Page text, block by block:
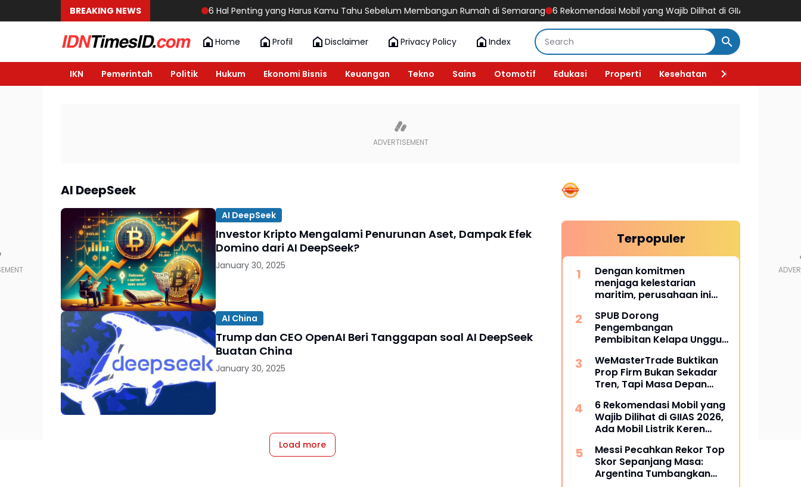
BREAKING NEWS 6 Hal Penting yang Harus Kamu Tahu Sebelum Membangun Rumah di Semarang 6 Rekomendasi Mobil yang Wajib Dilihat di GIIAS 2026, Ada Mobil
Home Profil Disclaimer Privacy Policy Index
IKN Pemerintah Politik Hukum Ekonomi Bisnis Keuangan Tekno Sains Otomotif Edukasi Properti Kesehatan Kecantikan
AI DeepSeek
AI DeepSeek
Investor Kripto Mengalami Penurunan Aset, Dampak Efek
Domino dari AI DeepSeek?
January 30, 2025
AI China
Trump dan CEO OpenAI Beri Tanggapan soal AI DeepSeek
Buatan China
January 30, 2025
Load more
Terpopuler
Dengan komitmen
menjaga kelestarian
maritim, perusahaan ini
TKDN, mencapai lebih dari
55 persen.
SPUB Dorong
Pengembangan
Pembibitan Kelapa Unggul
WeMasterTrade Buktikan
Prop Firm Bukan Sekadar
Tren, Tapi Masa Depan
6 Rekomendasi Mobil yang
Wajib Dilihat di GIIAS 2026,
Ada Mobil Listrik Keren
Messi Pecahkan Rekor Top
Skor Sepanjang Masa:
Argentina Tumbangkan